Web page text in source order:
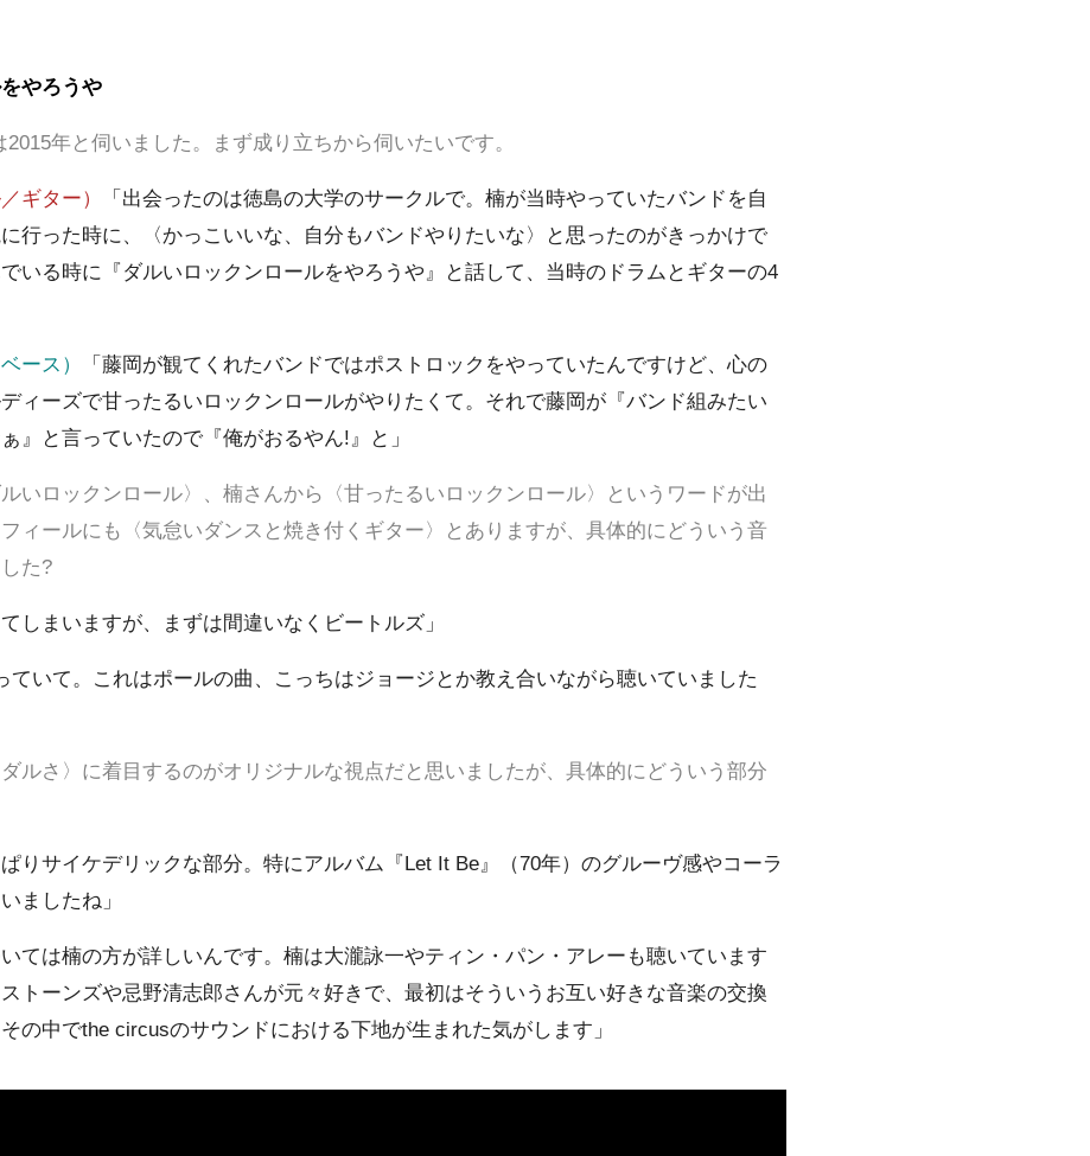
やろうや
年と伺いました。まず成り立ちから伺いたいです。
ギター）
「出会ったのは徳島の大学のサークルで。楠が当時やっていたバンドを自
行った時に、〈かっこいいな、自分もバンドやりたいな〉と思ったのがきっかけで
いる時に『ダルいロックンロールをやろうや』と話して、当時のドラムとギターの4
ース）
「藤岡が観てくれたバンドではポストロックをやっていたんですけど、心の
ィーズで甘ったるいロックンロールがやりたくて。それで藤岡が『バンド組みたい
』と言っていたので『俺がおるやん!』と」
ロックンロール〉、楠さんから〈甘ったるいロックンロール〉というワードが出
ィールにも〈気怠いダンスと焼き付くギター〉とありますが、具体的にどういう音
た?
しまいますが、まずは間違いなくビートルズ」
ていて。これはポールの曲、こっちはジョージとか教え合いながら聴いていました
さ〉に着目するのがオリジナルな視点だと思いましたが、具体的にどういう部分
ぱりサイケデリックな部分。特にアルバム『Let It Be』（70年）のグルーヴ感やコーラ
ましたね」
いては楠の方が詳しいんです。楠は大瀧詠一やティン・パン・アレーも聴いています
トーンズや忌野清志郎さんが元々好きで、最初はそういうお互い好きな音楽の交換
の中でthe circusのサウンドにおける下地が生まれた気がします」